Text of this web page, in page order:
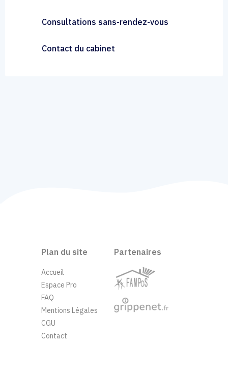
Consultations sans-rendez-vous
Contact du cabinet
Plan du site
Accueil
Espace Pro
FAQ
Mentions Légales
CGU
Contact
Partenaires